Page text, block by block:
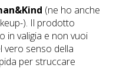
(ne ho anche
-). Il prodotto
in valigia e non vuoi
vero senso della
per struccare